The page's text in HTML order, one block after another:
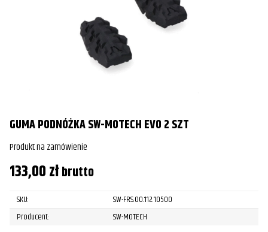
GUMA PODNÓŻKA SW-MOTECH EVO 2 SZT
Produkt na zamówienie
133,00złbrutto
SKU:
SW-FRS.00.112.10500
Producent:
SW-MOTECH